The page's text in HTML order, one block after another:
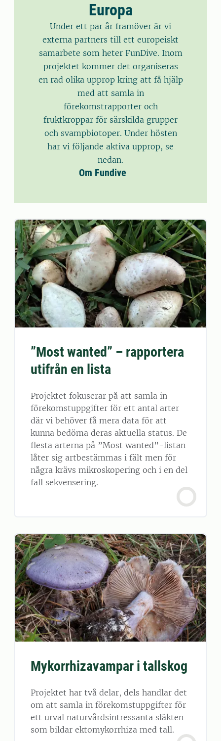
Europa
Under ett par år framöver är vi
externa partners till ett europeiskt
samarbete som heter FunDive. Inom
projektet kommer det organiseras
en rad olika upprop kring att få hjälp
med att samla in
förekomstrapporter och
fruktkroppar för särskilda grupper
och svampbiotoper. Under hösten
har vi följande aktiva upprop, se
nedan.
Om Fundive
”Most wanted” – rapportera
utifrån en lista
Projektet fokuserar på att samla in
förekomstuppgifter för ett antal arter
där vi behöver få mera data för att
kunna bedöma deras aktuella status. De
flesta arterna på ”Most wanted”-listan
låter sig artbestämmas i fält men för
några krävs mikroskopering och i en del
fall sekvensering.
Mykorrhizavampar i tallskog
Projektet har två delar, dels handlar det
om att samla in förekomstuppgifter för
ett urval naturvårdsintressanta släkten
som bildar ektomykorrhiza med tall.